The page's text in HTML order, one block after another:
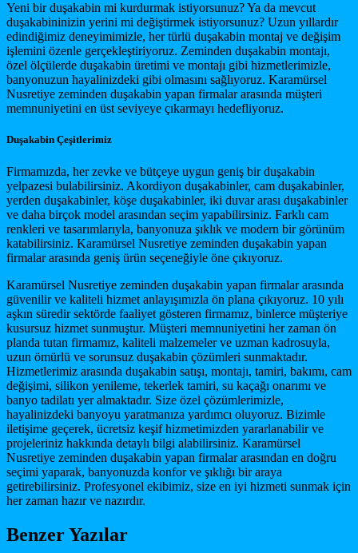
Yeni bir duşakabin mi kurdurmak istiyorsunuz? Ya da mevcut
duşakabininizin yerini mi değiştirmek istiyorsunuz? Uzun yıllardır
edindiğimiz deneyimimizle, her türlü duşakabin montaj ve değişim
işlemini özenle gerçekleştiriyoruz. Zeminden duşakabin montajı,
özel ölçülerde duşakabin üretimi ve montajı gibi hizmetlerimizle,
banyonuzun hayalinizdeki gibi olmasını sağlıyoruz. Karamürsel
Nusretiye zeminden duşakabin yapan firmalar arasında müşteri
memnuniyetini en üst seviyeye çıkarmayı hedefliyoruz.
Duşakabin Çeşitlerimiz
Firmamızda, her zevke ve bütçeye uygun geniş bir duşakabin
yelpazesi bulabilirsiniz. Akordiyon duşakabinler, cam duşakabinler,
yerden duşakabinler, köşe duşakabinler, iki duvar arası duşakabinler
ve daha birçok model arasından seçim yapabilirsiniz. Farklı cam
renkleri ve tasarımlarıyla, banyonuza şıklık ve modern bir görünüm
katabilirsiniz. Karamürsel Nusretiye zeminden duşakabin yapan
firmalar arasında geniş ürün seçeneğiyle öne çıkıyoruz.
Karamürsel Nusretiye zeminden duşakabin yapan firmalar arasında
güvenilir ve kaliteli hizmet anlayışımızla ön plana çıkıyoruz. 10 yılı
aşkın süredir sektörde faaliyet gösteren firmamız, binlerce müşteriye
kusursuz hizmet sunmuştur. Müşteri memnuniyetini her zaman ön
planda tutan firmamız, kaliteli malzemeler ve uzman kadrosuyla,
uzun ömürlü ve sorunsuz duşakabin çözümleri sunmaktadır.
Hizmetlerimiz arasında duşakabin satışı, montajı, tamiri, bakımı, cam
değişimi, silikon yenileme, tekerlek tamiri, su kaçağı onarımı ve
banyo tadilatı yer almaktadır. Size özel çözümlerimizle,
hayalinizdeki banyoyu yaratmanıza yardımcı oluyoruz. Bizimle
iletişime geçerek, ücretsiz keşif hizmetimizden yararlanabilir ve
projeleriniz hakkında detaylı bilgi alabilirsiniz. Karamürsel
Nusretiye zeminden duşakabin yapan firmalar arasından en doğru
seçimi yaparak, banyonuzda konfor ve şıklığı bir araya
getirebilirsiniz. Profesyonel ekibimiz, size en iyi hizmeti sunmak için
her zaman hazır ve nazırdır.
Benzer Yazılar